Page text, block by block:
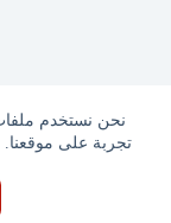
نحن نستخدم
تجربة على
جميع